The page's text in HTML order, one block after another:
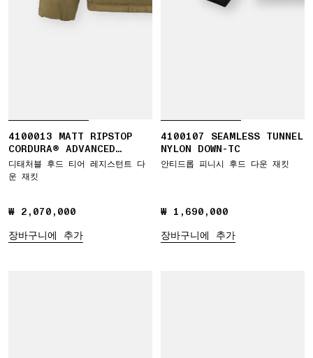
4100013 MATT RIPSTOP
CORDURA® ADVANCED
FABRICS
디태처블 후드 티어 레지스턴트 다
운 재킷
₩ 2,070,000
₩ 2,070,000
장바구니에 추가
4100107 SEAMLESS TUNNEL
NYLON DOWN-TC
안티드롭 피니시 후드 다운 재킷
₩ 1,690,000
₩ 1,690,000
장바구니에 추가